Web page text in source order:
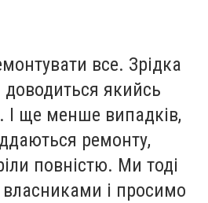
все. Зрідка
якийсь
І ще менше випадків,
ремонту,
повністю. Ми тоді
і просимо